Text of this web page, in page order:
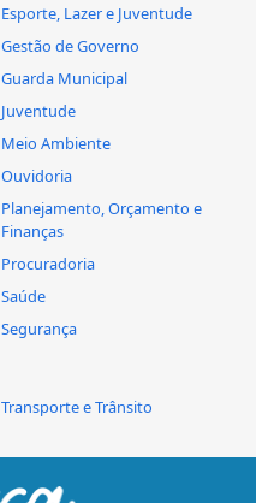
Esporte, Lazer e Juventude
Gestão de Governo
Guarda Municipal
Juventude
Meio Ambiente
Ouvidoria
Planejamento, Orçamento e
Finanças
Procuradoria
Saúde
Segurança
Transporte e Trânsito